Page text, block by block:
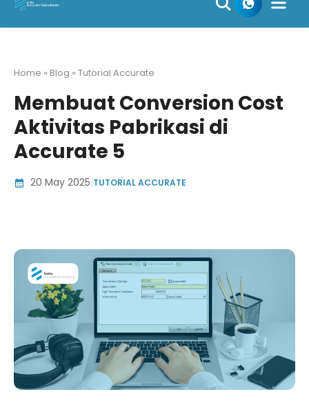
Skip
Home » Blog » Tutorial Accurate
Membuat Conversion Cost
Aktivitas Pabrikasi di
Accurate 5
20 May 2025|TUTORIAL ACCURATE